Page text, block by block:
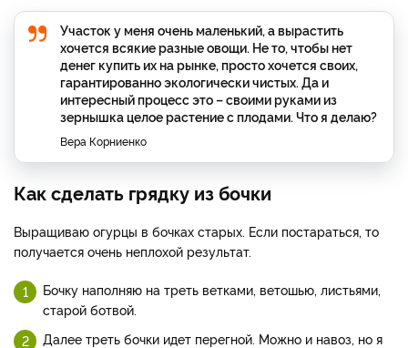
Участок у меня очень маленький, а вырастить
хочется всякие разные овощи. Не то, чтобы нет
денег купить их на рынке, просто хочется своих,
гарантированно экологически чистых. Да и
интересный процесс это – своими руками из
зернышка целое растение с плодами. Что я делаю?
Вера Корниенко
Как сделать грядку из бочки
Выращиваю огурцы в бочках старых. Если постараться, то
получается очень неплохой результат.
Бочку наполняю на треть ветками, ветошью, листьями,
старой ботвой.
Далее треть бочки идет перегной. Можно и навоз, но я